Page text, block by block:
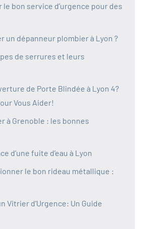
bon service d’urgence pour des
un dépanneur plombier à Lyon ?
de serrures et leurs
de Porte Blindée à Lyon 4?
Vous Aider!
à Grenoble : les bonnes
d’une fuite d’eau à Lyon
le bon rideau métallique :
Vitrier d’Urgence: Un Guide